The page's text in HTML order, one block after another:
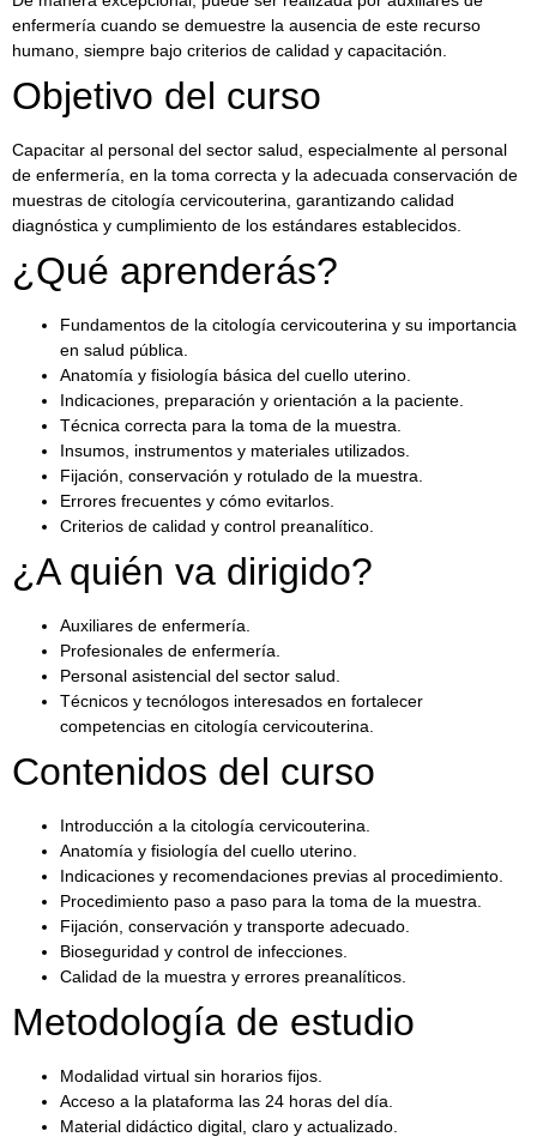
enfermería cuando se demuestre la ausencia de este recurso
humano, siempre bajo criterios de calidad y capacitación.
Objetivo del curso
Capacitar al personal del sector salud, especialmente al personal
de enfermería, en la toma correcta y la adecuada conservación de
muestras de citología cervicouterina, garantizando calidad
diagnóstica y cumplimiento de los estándares establecidos.
¿Qué aprenderás?
Fundamentos de la citología cervicouterina y su importancia
en salud pública.
Anatomía y fisiología básica del cuello uterino.
Indicaciones, preparación y orientación a la paciente.
Técnica correcta para la toma de la muestra.
Insumos, instrumentos y materiales utilizados.
Fijación, conservación y rotulado de la muestra.
Errores frecuentes y cómo evitarlos.
Criterios de calidad y control preanalítico.
¿A quién va dirigido?
Auxiliares de enfermería.
Profesionales de enfermería.
Personal asistencial del sector salud.
Técnicos y tecnólogos interesados en fortalecer
competencias en citología cervicouterina.
Contenidos del curso
Introducción a la citología cervicouterina.
Anatomía y fisiología del cuello uterino.
Indicaciones y recomendaciones previas al procedimiento.
Procedimiento paso a paso para la toma de la muestra.
Fijación, conservación y transporte adecuado.
Bioseguridad y control de infecciones.
Calidad de la muestra y errores preanalíticos.
Metodología de estudio
Modalidad virtual sin horarios fijos.
Acceso a la plataforma las 24 horas del día.
Material didáctico digital, claro y actualizado.